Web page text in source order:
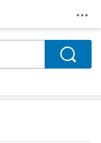
メ
検索